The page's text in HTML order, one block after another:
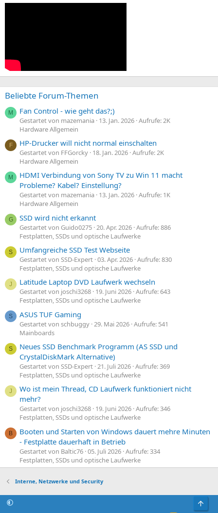
Beliebte Forum-Themen
M Fan Control - wie geht das?;)
Gestartet von mazemania 13. Jan. 2026 Aufrufe: 2K
Hardware Allgemein
F HP-Drucker will nicht normal einschalten
Gestartet von FFGorcky 18. Jan. 2026 Aufrufe: 2K
Hardware Allgemein
M
HDMI Verbindung von Sony TV zu Win 11 macht
Probleme? Kabel? Einstellung?
Gestartet von mazemania 13. Jan. 2026 Aufrufe: 1K
Hardware Allgemein
G SSD wird nicht erkannt
Gestartet von Guido0275 20. Apr. 2026 Aufrufe: 886
Festplatten, SSDs und optische Laufwerke
S Umfangreiche SSD Test Webseite
Gestartet von SSD-Expert 03. Apr. 2026 Aufrufe: 830
Festplatten, SSDs und optische Laufwerke
J Latitude Laptop DVD Laufwerk wechseln
Gestartet von joschi3268 19. Juni 2026 Aufrufe: 643
Festplatten, SSDs und optische Laufwerke
S ASUS TUF Gaming
Gestartet von schbuggy 29. Mai 2026 Aufrufe: 541
Mainboards
S
Neues SSD Benchmark Programm (AS SSD und
CrystalDiskMark Alternative)
Gestartet von SSD-Expert 21. Juli 2026 Aufrufe: 369
Festplatten, SSDs und optische Laufwerke
J
Wo ist mein Thread, CD Laufwerk funktioniert nicht
mehr?
Gestartet von joschi3268 19. Juni 2026 Aufrufe: 346
Festplatten, SSDs und optische Laufwerke
B
Booten und Starten von Windows dauert mehre Minuten
- Festplatte dauerhaft in Betrieb
Gestartet von Baltic76 05. Juli 2026 Aufrufe: 334
Festplatten, SSDs und optische Laufwerke
Interne, Netzwerke und Security